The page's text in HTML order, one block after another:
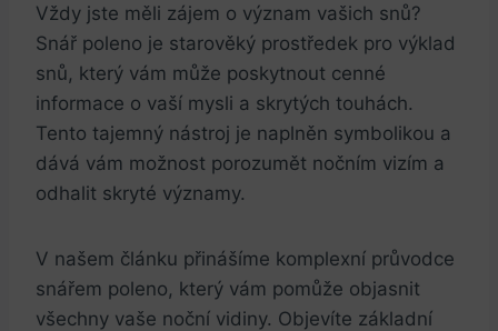
Vždy jste měli zájem o význam vašich snů?
Snář poleno je starověký prostředek pro výklad
snů, který vám může poskytnout cenné
informace o vaší mysli a skrytých touhách.
Tento tajemný nástroj je naplněn symbolikou a
dává vám možnost porozumět nočním vizím a
odhalit skryté významy.
V našem článku přinášíme komplexní průvodce
snářem poleno, který vám pomůže objasnit
všechny vaše noční vidiny. Objevíte základní